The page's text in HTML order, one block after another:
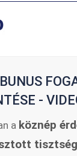
-
a köznép